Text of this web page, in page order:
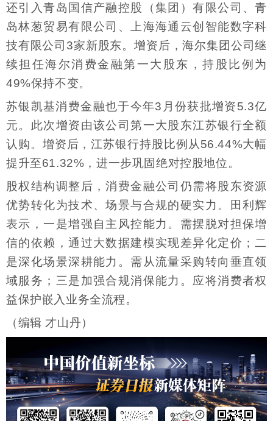
还引入青岛国信产融控股（集团）有限公司、青
岛林葱贸易有限公司、上海海通云创智能数字科
技有限公司3家新股东。增资后，海尔集团公司继
续担任海尔消费金融第一大股东，持股比例为
49%保持不变。
苏银凯基消费金融也于今年3月份获批增资5.3亿
元。此次增资由该公司第一大股东江苏银行全额
认购。增资后，江苏银行持股比例从56.44%大幅
提升至61.32%，进一步巩固绝对控股地位。
股权结构调整后，消费金融公司仍需将股东资源
优势转化为技术、场景与合规的硬实力。田利辉
表示，一是增强自主风控能力。需摆脱对担保增
信的依赖，通过大数据建模实现差异化定价；二
是深化场景深耕能力。需从流量采购转向垂直领
域服务；三是加强合规消保能力。应将消费者权
益保护嵌入业务全流程。
（编辑 才山丹）